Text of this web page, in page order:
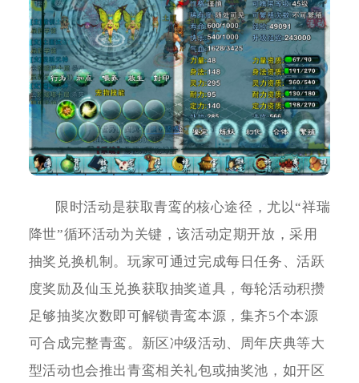
限时活动是获取青鸾的核心途径，尤以“祥瑞
降世”循环活动为关键，该活动定期开放，采用
抽奖兑换机制。玩家可通过完成每日任务、活跃
度奖励及仙玉兑换获取抽奖道具，每轮活动积攒
足够抽奖次数即可解锁青鸾本源，集齐5个本源
可合成完整青鸾。新区冲级活动、周年庆典等大
型活动也会推出青鸾相关礼包或抽奖池，如开区